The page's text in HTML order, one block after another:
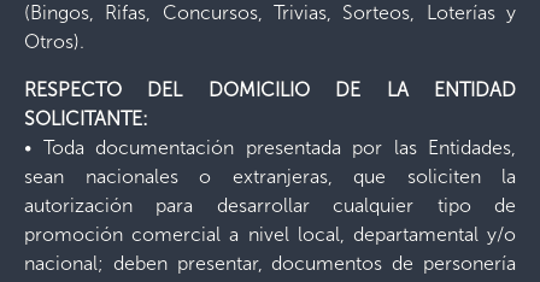
(Bingos, Rifas, Concursos, Trivias, Sorteos, Loterías y
Otros).
RESPECTO DEL DOMICILIO DE LA ENTIDAD
SOLICITANTE:
• Toda documentación presentada por las Entidades,
sean nacionales o extranjeras, que soliciten la
autorización para desarrollar cualquier tipo de
promoción comercial a nivel local, departamental y/o
nacional; deben presentar, documentos de personería